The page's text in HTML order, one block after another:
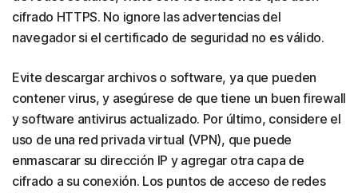
cifrado HTTPS. No ignore las advertencias del
navegador si el certificado de seguridad no es válido.
Evite descargar archivos o software, ya que pueden
contener virus, y asegúrese de que tiene un buen firewall
y software antivirus actualizado. Por último, considere el
uso de una red privada virtual (VPN), que puede
enmascarar su dirección IP y agregar otra capa de
cifrado a su conexión. Los puntos de acceso de redes